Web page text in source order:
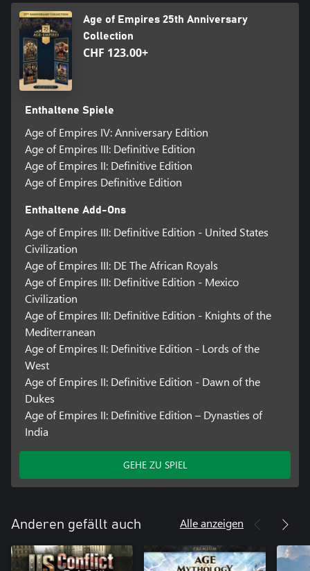
Age of Empires 25th Anniversary
Collection
CHF 123.00+
Enthaltene Spiele
Age of Empires IV: Anniversary Edition
Age of Empires III: Definitive Edition
Age of Empires II: Definitive Edition
Age of Empires Definitive Edition
Enthaltene Add-Ons
Age of Empires III: Definitive Edition - United States
Civilization
Age of Empires III: DE The African Royals
Age of Empires III: Definitive Edition - Mexico
Civilization
Age of Empires III: Definitive Edition - Knights of the
Mediterranean
Age of Empires II: Definitive Edition - Lords of the
West
Age of Empires II: Definitive Edition - Dawn of the
Dukes
Age of Empires II: Definitive Edition – Dynasties of
India
GEHE ZU SPIEL
Anderen gefällt auch Alle anzeigen